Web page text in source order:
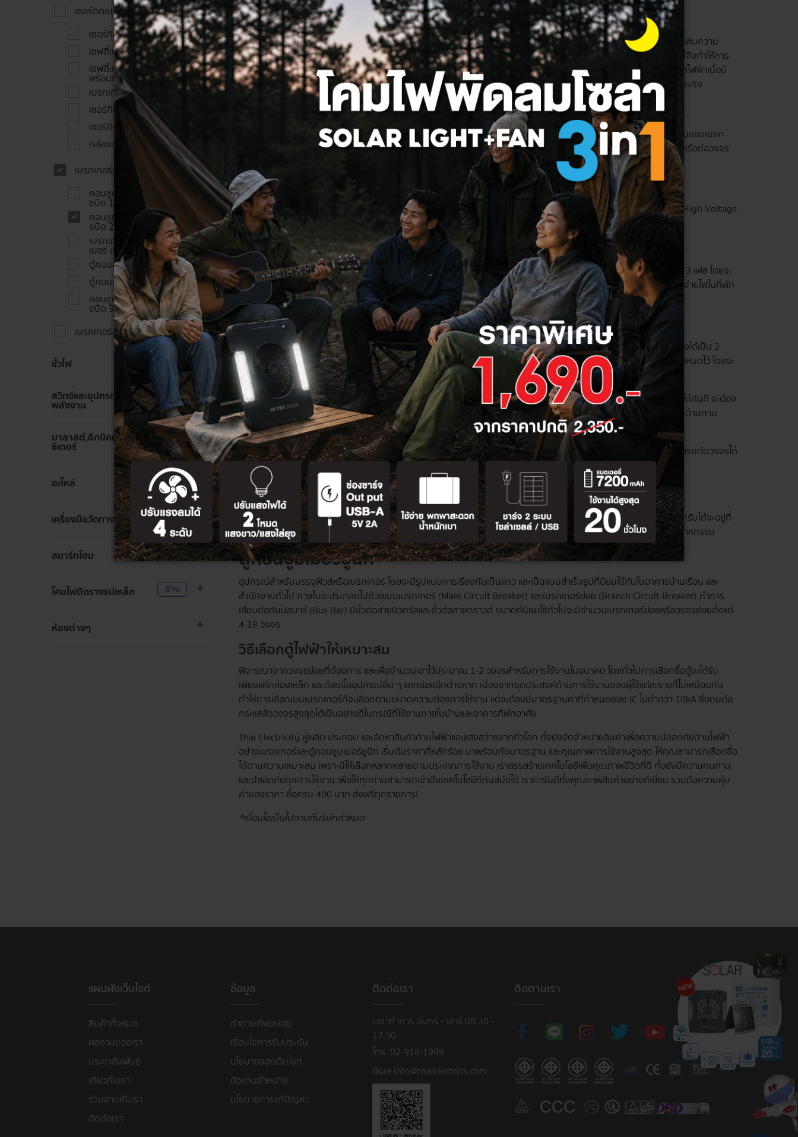
เซอร์กิตเบรกเกอร์ (MCCB)
เซอร์กิตเบรกเกอร์ HT-88
เซฟตี้เบรกเกอร์ HT-28
เซฟตี้เบรกเกอร์ HT-28 แบบ
พร้อมกล่อง
เบรกเกอร์กันดูด HTE-38
เซอร์กิตเบรกเกอร์ ชนิด 2 สาย
เซอร์กิตเบรกเกอร์ ชนิด 3 สาย
กล่องเปล่าเซฟตี้เบรกเกอร์
เบรกเกอร์สำหรับตู้คอนซูเมอร์
คอนซูเมอร์เซอร์กิตเบรกเกอร์
ชนิด 1 สาย
คอนซูเมอร์เซอร์กิตเบรกเกอร์
ชนิด 2 สาย
เบรกเกอร์กันดูดสำหรับใส่ตู้คอนซู
เมอร์ (ELCB)
ตู้คอนซูเมอร์แบบครบชุด
ตู้คอนซูเมอร์เปล่า
คอนซูเมอร์เซอร์กิตเบรกเกอร์
ชนิด 3 สาย
เบรกเกอร์สำหรับงานโครงการ
ขั้วไฟ
สวิทซ์และอุปกรณ์ประหยัด
พลังงาน
ล้าง
บาลาสต์,อิกนิคเตอร์,คาปา
ซิเตอร์
ล้าง
อะไหล่ ล้าง
เครื่องมือวัดทางไฟฟ้า ล้าง
สมาร์ทโฮม ล้าง
โคมไฟติดรางแม่เหล็ก ล้าง
ห้องต่างๆ
เบรกเกอร์กันดูดและตู้คอมซูมเมอร์มาตรฐานสูง
เบรกเกอร์ ตู้ไฟฟ้า หรือตู้คอนซูมเมอร์ยูนิท คืออุปกรณ์สำหรับป้องกันระบบไฟฟ้าภายในที่พักอาศัยและตัวอาคาร เป็นตัวช่วยเพิ่มความ
ปลอดภัยในการใช้งานระบบไฟฟ้าให้เป็นไปอย่างมีประสิทธิภาพ ป้องกันการลัดวงจรจนเป็นเหตุให้เกิดอัคคีภัยได้ ด้วยเหตุผลนี้จึงทำให้การ
ติดตั้งเบรกเกอร์เป็นองค์ประกอบสำคัญของการรักษาความปลอดภัยด้านไฟฟ้าภายในอาคาร ทำหน้าที่คอยเปิดและปิดกระแสไฟฟ้าเมื่อมี
การใช้กระแสไฟฟ้าที่สูงมากจนเกินไป หรือกรณีที่เกิดไฟฟ้าลัดวงจร จึงต้องทำการเลือกอุปกรณ์ให้เหมาะสมสำหรับการใช้งานจริง
เบรกเกอร์
สวิตช์ไฟฟ้าแบบอัตโนมัติที่ถูกออกแบบมาเพื่อป้องกันเหตุไฟฟ้าเกิดความเสียหายจากกระแสไฟส่วนเกิน โดยการทำงานพื้นฐานของเบรก
เกอร์จะทำหน้าที่ตัดกระแสไฟฟ้าหลังจากตรวจพบความผิดปกติในวงจร และเมื่อตัดกระแสไฟฟ้าในวงจรไปแล้ว จะสามารถปิดหรือต่อวงจร
ประเภทของ เบรกเกอร์ ที่ใช้บ้าน
สามารถแบ่งแยกเบรกเกอร์ได้ตามประเภทพิกัดแรงดันไฟฟ้า ได้ 3 ประเภทหลัก ได้แก่ Low Voltage, Medium Voltage และ High Voltage
โดยประเภทที่นิยมใช้ในที่พักอาศัยและอาคารมักจะเป็นแบบ Low Voltage ที่ประกอบไปด้วย
Miniature Circuit Breakers (MCBs)
เบรกเกอร์ลูกย่อย มีขนาดเล็ก สำหรับใช้ภายในที่พักอาศัยและอาคารที่กระแสไฟฟ้าไม่เกิน 100 A ใช้ได้กับทั้งระบบไฟฟ้า 1 และ 3 เฟส โดยจะ
มีขนาดตั้งแต่ 1, 2, 3 และ 4 Pole สามารถติดตั้งเป็นอุปกรณ์ป้องกันร่วมกันกับแผงจ่ายไฟฟ้าย่อย (Load Center) หรือแผงจ่ายไฟในที่พัก
อาศัยอย่างตู้คอนซูมเมอร์ยูนิทที่มีพิกัดกระแสลัดวงจรต่ำ แต่ไม่สามารถปรับการตั้งค่ากระแสลัดวงจรได้
Residual Current Devices (RCDs)
เบรกเกอร์กันดูดสำหรับป้องกันเหตุไฟรั่ว ไฟดูด พร้อมตัดวงจรทันทีเมื่อพบความผิดปกติของกระแสไฟฟ้า โดยจะสามารถแบ่งได้เป็น 2
ประเภทย่อย ตามการทำงานที่แตกต่างกัน และจะทำหน้าที่ตัดวงจรไฟฟ้าอัตโนมัติเมื่อเกิดเหตุกระแสไฟฟ้ารั่วไหลตามพิกัดที่กำหนดไว้ โดยจะ
ติดตั้งเพื่อใช้งานในตู้คอนซูมเมอร์ยูนิท และตู้ควบคุมระบบไฟฟ้า
Residual Current Circuit Breakers (RCCBs): มีหน้าที่ช่วยตัดวงจรไฟฟ้าเมื่อเกิดการรั่วไหล แต่ไม่สามารถตัดกระแสไฟฟ้าได้ทันที จะต้อง
ใช้การทำงานร่วมกับ MCB, MCCBที่รองรับการวัดได้หลากหลายค่า เช่น ค่าแรงดัน (Voltage) ค่ากระแส (Current) ค่าความต้านทาน
(Resistance) แล
Residual Current Circuit Breakers with Overload protection (RCBOs): อุปกรณ์ช่วยป้องกันไฟดูดโดยเฉพาะ สามารถตัดวงจรได้
ทันทีเมื่อมีกรณีไฟรั่วและไฟฟ้าลัดวงจร
Molded Case Circuit Breakers (MCCB)
สวิตช์เปิด-ปิดวงจรไฟฟ้าอัตโนมัติ และจะทำการเปิดก็ต่อเมื่อมีกระแสไฟฟ้าเกินหรือลัดวงจร โดยกระแสไฟฟ้าที่ MCCB สามารถรับได้จะอยู่ที่
100 -2,300 A จึงเหมาะสำหรับการใช้งานตั้งแต่พื้นที่ขนาดเล็กอย่างที่พักอาศัย ไปจนถึงอาคารขนาดใหญ่อย่างโรงงานอุตสาหกรรม
ตู้คอนซูมเมอร์ยูนิท
อุปกรณ์สำหรับบรรจุฟิวส์หรือเบรกเกอร์ โดยจะมีรูปแบบการเรียงกันเป็นแถว และเป็นแบบสำเร็จรูปที่นิยมใช้กันในอาคารบ้านเรือน และ
สำนักงานทั่วไป ภายในจะประกอบไปด้วยเมนเบรกเกอร์ (Main Circuit Breaker) และเบรกเกอร์ย่อย (Branch Circuit Breaker) ทำการ
เสียบต่อกับบัสบาร์ (Bus Bar) มีขั้วต่อสายนิวทรัลและขั้วต่อสายกราวด์ ขนาดที่นิยมใช้ทั่วไปจะมีจำนวนเบรกเกอร์ย่อยหรือวงจรย่อยตั้งแต่
4-18 วงจร
วิธีเลือกตู้ไฟฟ้าให้เหมาะสม
พิจารณาจากวงจรย่อยที่ต้องการ และเผื่อจำนวนเอาไว้ประมาณ 1-2 วงจรสำหรับการใช้งานในอนาคต โดยทั่วไปการเลือกซื้อตู้จะได้รับ
เพียงแค่กล่องเหล็ก และต้องซื้ออุปกรณ์อื่น ๆ แยกย่อยอีกต่างหาก เนื่องจากจุดประสงค์ด้านการใช้งานของผู้ใช้แต่ละรายก็ไม่เหมือนกัน
ทำให้การเลือกเมนเบรกเกอร์ก็จะเลือกตามขนาดความต้องการใช้งาน แต่จะต้องมีมาตรฐานค่าที่กำหนดของ IC ไม่ต่ำกว่า 10kA ซึ่งทนต่อ
กระแสลัดวงจรสูงสุดได้เป็นอย่างดีในกรณีที่ใช้งานภายในบ้านและอาคารที่พักอาศัย
Thai Electricity ผู้ผลิต ประกอบ และจัดหาสินค้าด้านไฟฟ้าและแสงสว่างจากทั่วโลก ทั้งยังจัดจำหน่ายสินค้าเพื่อความปลอดภัยด้านไฟฟ้า
อย่างเบรกเกอร์และตู้คอนซูมเมอร์ยูนิท เริ่มต้นราคาที่หลักร้อย มาพร้อมกับมาตรฐาน และคุณภาพการใช้งานสูงสุด ให้คุณสามารถเลือกซื้อ
ได้ตามความเหมาะสม เพราะมีให้เลือกหลากหลายตามประเภทการใช้งาน เราสรรสร้างเทคโนโลยีเพื่อคุณภาพชีวิตที่ดี ทั้งยังมีความทนทาน
และปลอดภัยทุกการใช้งาน เพื่อให้ทุกท่านสามารถเข้าถึงเทคโนโลยีที่ทันสมัยได้ เราการันตีทั้งคุณภาพสินค้าอย่างดีเยี่ยม รวมถึงความคุ้ม
ค่าของราคา ซื้อครบ 400 บาท ส่งฟรีทุกรายการ!
*เงื่อนไขเป็นไปตามที่บริษัทกำหนด
แผนผังเว็บไซต์
สินค้าทั้งหมด
ผลงานของเรา
ประชาสัมพันธ์
เกี่ยวกับเรา
ร่วมงานกับเรา
ติดต่อเรา
ข้อมูล
คำถามที่พบบ่อย
เงื่อนไขการรับประกัน
นโยบายของเว็บไซต์
ตัวแทนจำหน่าย
นโยบายการแก้ปัญหา
ติดต่อเรา
เวลาทำการ จันทร์ - เสาร์ 08.30 -
17.30
โทร. 02-918-1999
อีเมล info@thaielectrics.com
ติดตามเรา